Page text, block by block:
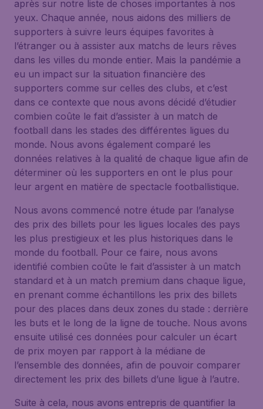
après sur notre liste de choses importantes à nos
yeux. Chaque année, nous aidons des milliers de
supporters à suivre leurs équipes favorites à
l’étranger ou à assister aux matchs de leurs rêves
dans les villes du monde entier. Mais la pandémie a
eu un impact sur la situation financière des
supporters comme sur celles des clubs, et c’est
dans ce contexte que nous avons décidé d’étudier
combien coûte le fait d’assister à un match de
football dans les stades des différentes ligues du
monde. Nous avons également comparé les
données relatives à la qualité de chaque ligue afin de
déterminer où les supporters en ont le plus pour
leur argent en matière de spectacle footballistique.
Nous avons commencé notre étude par l’analyse
des prix des billets pour les ligues locales des pays
les plus prestigieux et les plus historiques dans le
monde du football. Pour ce faire, nous avons
identifié combien coûte le fait d’assister à un match
standard et à un match premium dans chaque ligue,
en prenant comme échantillons les prix des billets
pour des places dans deux zones du stade : derrière
les buts et le long de la ligne de touche. Nous avons
ensuite utilisé ces données pour calculer un écart
de prix moyen par rapport à la médiane de
l’ensemble des données, afin de pouvoir comparer
directement les prix des billets d’une ligue à l’autre.
Suite à cela, nous avons entrepris de quantifier la